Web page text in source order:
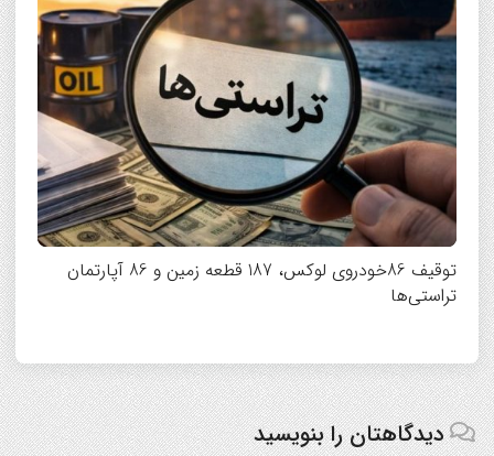
توقیف 86خودروی لوکس، 187 قطعه زمین و 86 آپارتمان
تراستی‌ها
دیدگاهتان را بنویسید